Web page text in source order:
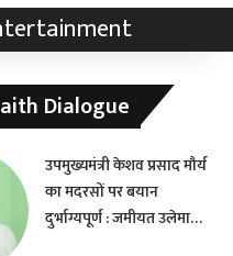
Dialogue
उपमुख्यमंत्री केशव प्रसाद मौर्य
का मदरसों पर बयान
दुर्भाग्यपूर्ण : जमीयत उलेमा…